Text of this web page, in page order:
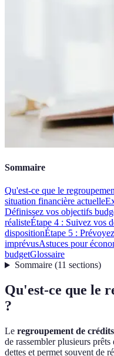
Sommaire
Qu'est-ce que le
situation financière actuelle
Définissez vos objectifs
réalisteÉtape 4 : Suivez vos
dispositionÉtape 5 :
imprévusAstuces pour
budgetGlossaire
Sommaire(11 sections)
Qu'est-ce que le
?
Le regroupement de crédits
de rassembler plusieurs
dettes et permet souvent de